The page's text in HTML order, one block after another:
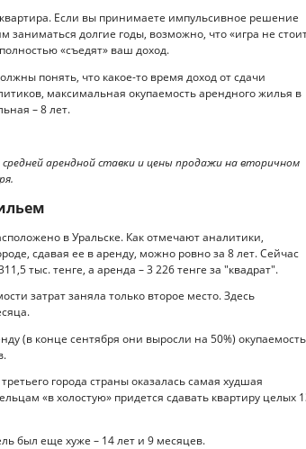
квартира. Если вы принимаете импульсивное решение
заниматься долгие годы, возможно, что «игра не
«съедят» ваш доход.
понять, что какое-то время доход от сдачи
максимальная окупаемость арендного жилья в
– 8 лет.
арендной ставки и цены продажи на вторичном
в Уральске. Как отмечают аналитики,
сдавая ее в аренду, можно ровно за 8 лет. Сейчас
тыс. тенге, а аренда – 3 226 тенге за "квадрат".
затрат заняла только второе место. Здесь
(в конце сентября они выросли на 50%) окупаемость
города страны оказалась самая худшая
«в холостую» придется сдавать квартиру целых
был еще хуже – 14 лет и 9 месяцев.